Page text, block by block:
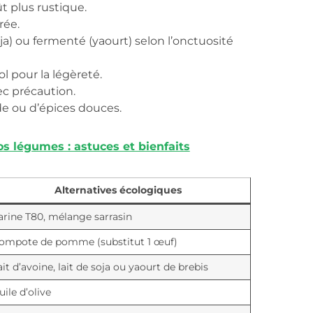
plus rustique.
ou fermenté (yaourt) selon l’onctuosité
pour la légèreté.
précaution.
ou d’épices douces.
légumes : astuces et bienfaits
Alternatives écologiques
T80, mélange sarrasin
de pomme (substitut 1 œuf)
d’avoine, lait de soja ou yaourt de brebis
d’olive